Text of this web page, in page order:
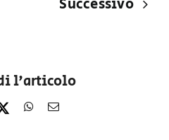
Successivo
l'articolo